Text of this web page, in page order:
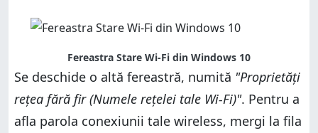
Fereastra Stare Wi-Fi din Windows 10
Se deschide o altă fereastră, numită "Proprietăţi
reţea fără fir (Numele reţelei tale Wi-Fi)". Pentru a
afla parola conexiunii tale wireless, mergi la fila